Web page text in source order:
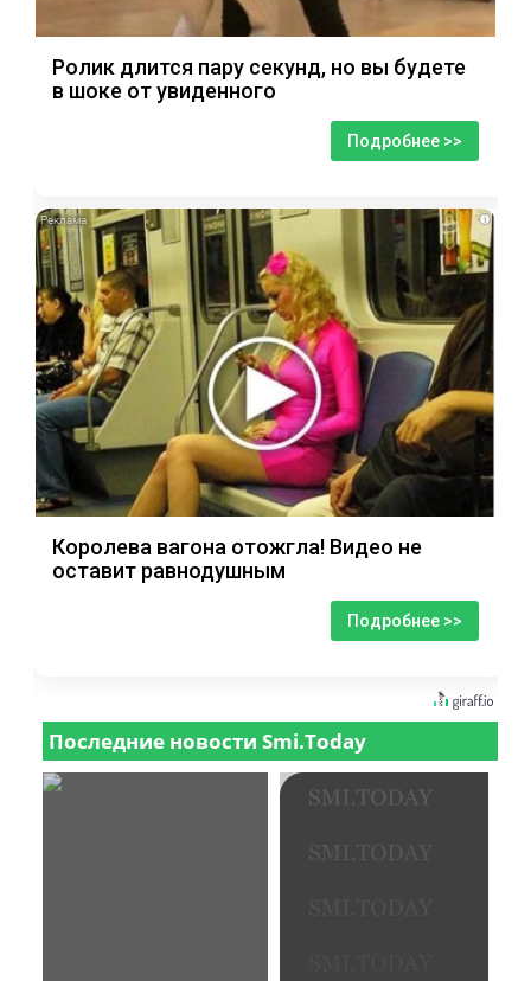
Ролик длится пару секунд, но вы будете
в шоке от увиденного
Подробнее >>
i
Королева вагона отожгла! Видео не
оставит равнодушным
Подробнее >>